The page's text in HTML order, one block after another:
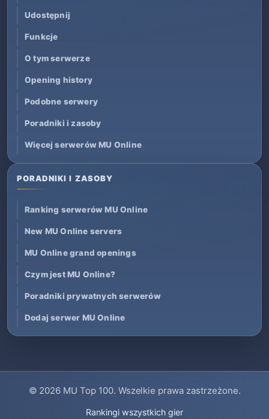
Udostępnij
Funkcje
O tym serwerze
Opening history
Podobne serwery
Poradniki i zasoby
Więcej serwerów MU Online
PORADNIKI I ZASOBY
Ranking serwerów MU Online
New MU Online servers
MU Online grand openings
Czym jest MU Online?
Poradniki prywatnych serwerów
Dodaj serwer MU Online
© 2026 MU Top 100. Wszelkie prawa zastrzeżone.
Rankingi wszystkich gier